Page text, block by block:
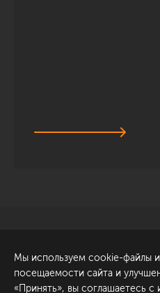
ул. Академика Павлова, 6
к1
Мы используем cookie-файлы
посещаемости сайта и
«Принять», вы соглашаетесь